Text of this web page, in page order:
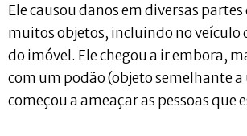
Ele causou danos em diversas partes
muitos objetos, incluindo no veículo
do imóvel. Ele chegou a ir embora,
com um podão (objeto semelhante a
começou a ameaçar as pessoas que